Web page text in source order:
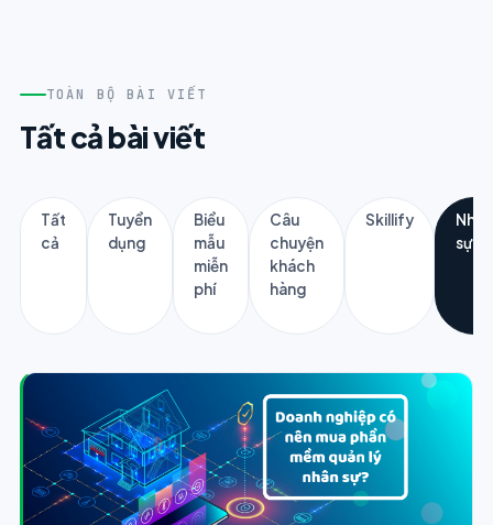
TOÀN BỘ BÀI VIẾT
Tất cả bài viết
Tất
cả
Tuyển
dụng
Biểu
mẫu
miễn
phí
Câu
chuyện
khách
hàng
Skillify
Nhân
sự